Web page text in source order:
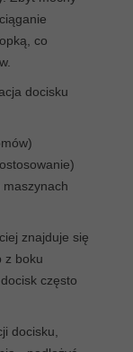
co
docisku
znajduje się
z boku
często
docisku,